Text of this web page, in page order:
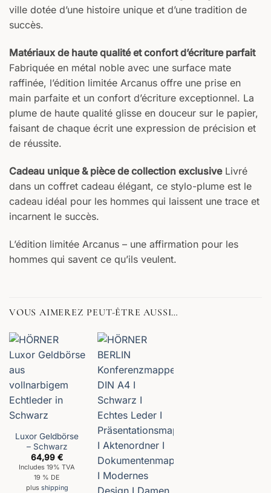
ville dotée d’une histoire unique et d’une tradition de
succès.
Matériaux de haute qualité et confort d’écriture parfait
Fabriquée en métal noble avec une surface mate
raffinée, l’édition limitée Arcanus offre une prise en
main parfaite et un confort d’écriture exceptionnel. La
plume de haute qualité glisse en douceur sur le papier,
faisant de chaque écrit une expression de précision et
de réussite.
Cadeau unique & pièce de collection exclusiveLivré
dans un coffret cadeau élégant, ce stylo-plume est le
cadeau idéal pour les hommes qui laissent une trace et
incarnent le succès.
L’édition limitée Arcanus – une affirmation pour les
hommes qui savent ce qu’ils veulent.
VOUS AIMEREZ PEUT-ÊTRE AUSSI…
Luxor Geldbörse
– Schwarz
64,99€
Includes 19% TVA
19 % DE
plus shipping